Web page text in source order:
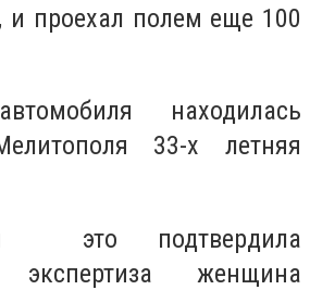
и проехал полем еще 100
находилась
33-х летняя
это подтвердила
экспертиза женщина